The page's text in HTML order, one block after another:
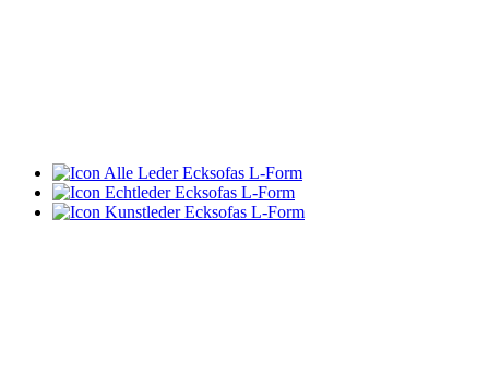
Alle Leder Ecksofas L-Form
Echtleder Ecksofas L-Form
Kunstleder Ecksofas L-Form